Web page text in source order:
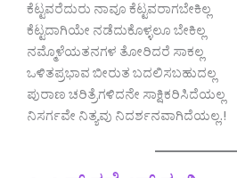
ಕೆಟ್ಟವರೆದುರು ನಾವೂ ಕೆಟ್ಟವರಾಗಬೇಕಿಲ್ಲ
ಕೆಟ್ಟದಾಗಿಯೇ ನಡೆದುಕೊಳ್ಳಲೂ ಬೇಕಿಲ್ಲ
ನಮ್ಮೊಳೆಯತನಗಳ ತೋರಿದರೆ ಸಾಕಲ್ಲ
ಒಳಿತಪ್ರಭಾವ ಬೀರುತ ಬದಲಿಸಬಹುದಲ್ಲ
ಪುರಾಣ ಚರಿತ್ರೆಗಳಿದನೇ ಸಾಕ್ಷಿಕರಿಸಿದೆಯಲ್ಲ
ನಿಸರ್ಗವೇ ನಿತ್ಯವು ನಿದರ್ಶನವಾಗಿದೆಯಲ್ಲ.!